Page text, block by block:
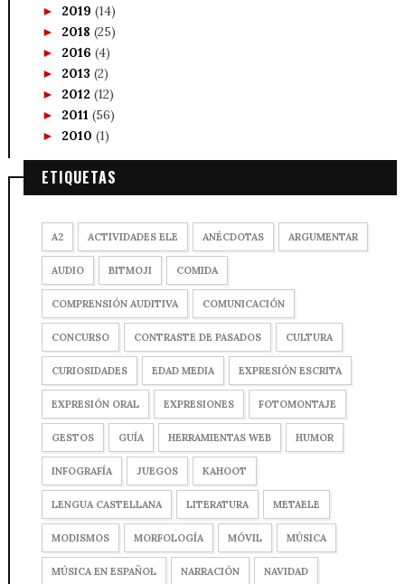
► 2019 (14)
► 2018 (25)
► 2016 (4)
► 2013 (2)
► 2012 (12)
► 2011 (56)
► 2010 (1)
ETIQUETAS
A2 ACTIVIDADES ELE ANÉCDOTAS ARGUMENTAR
AUDIO BITMOJI COMIDA
COMPRENSIÓN AUDITIVA COMUNICACIÓN
CONCURSO CONTRASTE DE PASADOS CULTURA
CURIOSIDADES EDAD MEDIA EXPRESIÓN ESCRITA
EXPRESIÓN ORAL EXPRESIONES FOTOMONTAJE
GESTOS GUÍA HERRAMIENTAS WEB HUMOR
INFOGRAFÍA JUEGOS KAHOOT
LENGUA CASTELLANA LITERATURA METAELE
MODISMOS MORFOLOGÍA MÓVIL MÚSICA
MÚSICA EN ESPAÑOL NARRACIÓN NAVIDAD